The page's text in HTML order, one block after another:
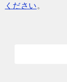
ください。